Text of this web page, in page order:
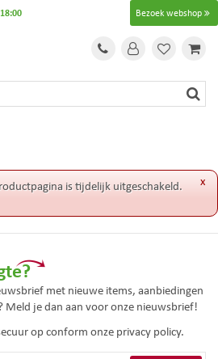
Bezoek webshop
18:00
x
is tijdelijk uitgeschakeld.
met nieuwe items, aanbiedingen
je dan aan voor onze nieuwsbrief!
op conform onze privacy policy.